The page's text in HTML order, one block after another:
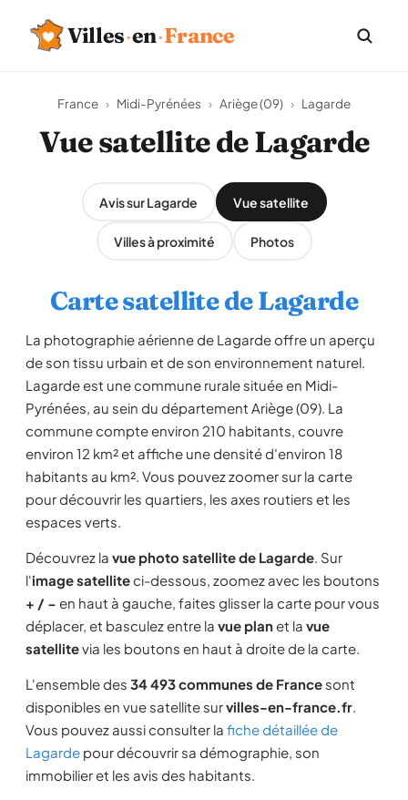
Villes·en·France
France › Midi-Pyrénées › Ariège (09) › Lagarde
Vue satellite de Lagarde
Avis sur Lagarde Vue satellite
Villes à proximité Photos
Carte satellite de Lagarde
La photographie aérienne de Lagarde offre un aperçu
de son tissu urbain et de son environnement naturel.
Lagarde est une commune rurale située en Midi-
Pyrénées, au sein du département Ariège (09). La
commune compte environ 210 habitants, couvre
environ 12 km² et affiche une densité d'environ 18
habitants au km². Vous pouvez zoomer sur la carte
pour découvrir les quartiers, les axes routiers et les
espaces verts.
Découvrez la vue photo satellite de Lagarde. Sur
l'image satelliteci-dessous, zoomez avec les boutons
+ / − en haut à gauche, faites glisser la carte pour vous
déplacer, et basculez entre la vue planet la vue
satellitevia les boutons en haut à droite de la carte.
L'ensemble des 34 493 communes de France sont
disponibles en vue satellite survilles-en-france.fr.
Vous pouvez aussi consulter la fiche détaillée de
Lagarde pour découvrir sa démographie, son
immobilier et les avis des habitants.